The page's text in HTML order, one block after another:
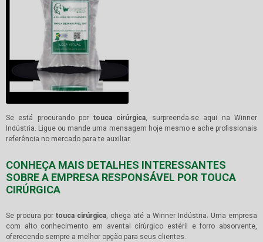
Se está procurando por touca cirúrgica, surpreenda-se aqui na Winner
Indústria. Ligue ou mande uma mensagem hoje mesmo e ache profissionais
referência no mercado para te auxiliar.
CONHEÇA MAIS DETALHES INTERESSANTES
SOBRE A EMPRESA RESPONSÁVEL POR TOUCA
CIRÚRGICA
Se procura por touca cirúrgica, chega até a Winner Indústria. Uma empresa
com alto conhecimento em avental cirúrgico estéril e forro absorvente,
oferecendo sempre a melhor opção para seus clientes.